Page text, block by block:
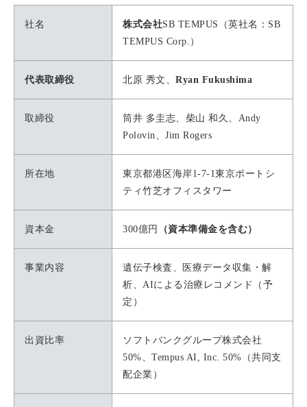
社名 株式会社SB TEMPUS（英社名：SB
TEMPUS Corp.）
代表取締役 北原 秀文、 Ryan Fukushima
取締役
筒井 多圭志、柴山 和久、Andy
Polovin、Jim Rogers
所在地
東京都港区海岸1-7-1東京ポートシ
ティ竹芝オフィスタワー
資本金 300億円 （資本準備金を含む）
事業内容
遺伝子検査、医療データ収集・解
析、AIによる治療レコメンド（予
定）
出資比率
ソフトバンクグループ株式会社
50%、Tempus AI, Inc. 50%（共同支
配企業）